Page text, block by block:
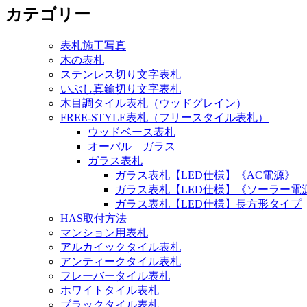
カテゴリー
表札施工写真
木の表札
ステンレス切り文字表札
いぶし真鍮切り文字表札
木目調タイル表札（ウッドグレイン）
FREE-STYLE表札（フリースタイル表札）
ウッドベース表札
オーバル ガラス
ガラス表札
ガラス表札【LED仕様】《AC電源》
ガラス表札【LED仕様】《ソーラー電
ガラス表札【LED仕様】長方形タイプ
HAS取付方法
マンション用表札
アルカイックタイル表札
アンティークタイル表札
フレーバータイル表札
ホワイトタイル表札